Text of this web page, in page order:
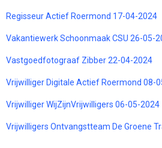
Regisseur Actief Roermond 17-04-2024
Vakantiewerk Schoonmaak CSU 26-05-
Vastgoedfotograaf Zibber 22-04-2024
Vrijwilliger Digitale Actief Roermond 08-
Vrijwilliger WijZijnVrijwilligers 06-05-2024
Vrijwilligers Ontvangstteam De Groene